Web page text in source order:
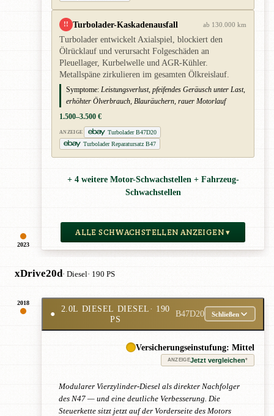
2023
!! Turbolader-Kaskadenausfall ab 130.000 km
Turbolader entwickelt Axialspiel, blockiert den
Ölrücklauf und verursacht Folgeschäden an
Pleuellager, Kurbelwelle und AGR-Kühler.
Metallspäne zirkulieren im gesamten Ölkreislauf.
Symptome: Leistungsverlust, pfeifendes Geräusch unter Last,
erhöhter Ölverbrauch, Blauräuchern, rauer Motorlauf
1.500–3.500 €
ANZEIGE
Turbolader B47D20
Turbolader Reparatursatz B47
+ 4 weitere Motor-Schwachstellen + Fahrzeug-
Schwachstellen
ALLE SCHWACHSTELLEN ANZEIGEN ▾
xDrive20d· Diesel· 190 PS
2018
●
2.0L DIESEL DIESEL· 190
PS
B47D20 Schließen
Versicherungseinstufung: Mittel
ANZEIGEJetzt vergleichen*
Modularer Vierzylinder-Diesel als direkter Nachfolger
des N47 — und eine deutliche Verbesserung. Die
Steuerkette sitzt jetzt auf der Vorderseite des Motors